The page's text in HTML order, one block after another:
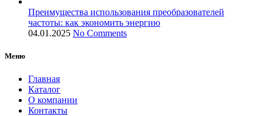
Преимущества использования преобразователей
частоты: как экономить энергию
04.01.2025 No Comments
Меню
Главная
Каталог
О компании
Контакты